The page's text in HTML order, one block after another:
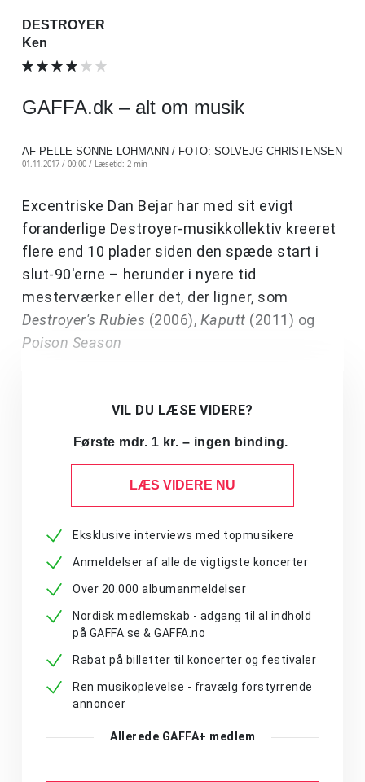
DESTROYER
Ken
GAFFA.dk – alt om musik
AF PELLE SONNE LOHMANN / FOTO: SOLVEJG CHRISTENSEN
01.11.2017 / 00:00 / Læsetid: 2 min
Excentriske Dan Bejar har med sit evigt
foranderlige Destroyer-musikkollektiv kreeret
flere end 10 plader siden den spæde start i
slut-90'erne – herunder i nyere tid
mesterværker eller det, der ligner, som
Destroyer's Rubies (2006), Kaputt (2011) og
Poison Season
VIL DU LÆSE VIDERE?
Første mdr. 1 kr. – ingen binding.
LÆS VIDERE NU
Eksklusive interviews med topmusikere
Anmeldelser af alle de vigtigste koncerter
Over 20.000 albumanmeldelser
Nordisk medlemskab - adgang til al indhold
på GAFFA.se & GAFFA.no
Rabat på billetter til koncerter og festivaler
Ren musikoplevelse - fravælg forstyrrende
annoncer
Allerede GAFFA+ medlem